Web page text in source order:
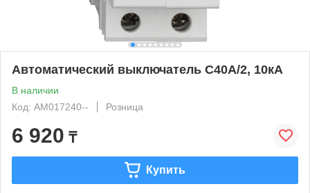
Автоматический выключатель C40А/2, 10кА
В наличии
Код: AM017240--
Розница
6 920 ₸
Купить